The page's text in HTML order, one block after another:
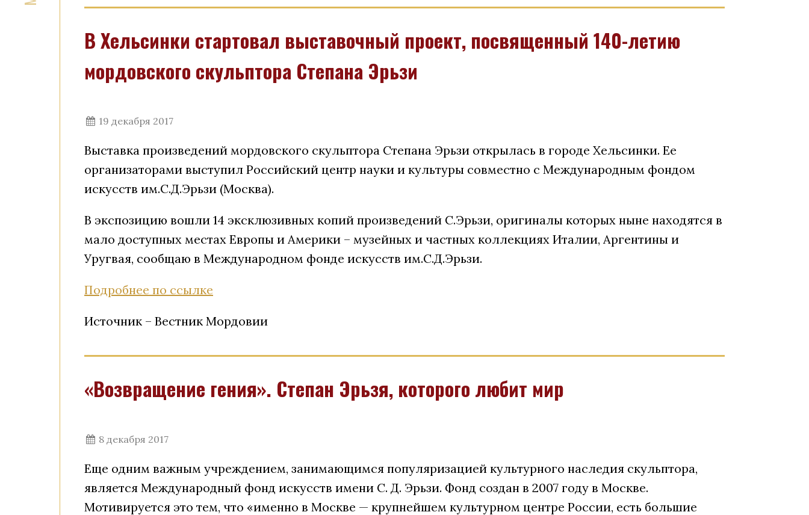
В Хельсинки стартовал выставочный проект, посвященный 140-летию
мордовского скульптора Степана Эрьзи
19 декабря 2017
Выставка произведений мордовского скульптора Степана Эрьзи открылась в городе Хельсинки. Ее
организаторами выступил Российский центр науки и культуры совместно с Международным фондом
искусств им.С.Д.Эрьзи (Москва).
В экспозицию вошли 14 эксклюзивных копий произведений С.Эрьзи, оригиналы которых ныне находятся в
мало доступных местах Европы и Америки – музейных и частных коллекциях Италии, Аргентины и
Уругвая, сообщаю в Международном фонде искусств им.С.Д.Эрьзи.
Подробнее по ссылке
Источник – Вестник Мордовии
«Возвращение гения». Степан Эрьзя, которого любит мир
8 декабря 2017
Еще одним важным учреждением, занимающимся популяризацией культурного наследия скульптора,
является Международный фонд искусств имени С. Д. Эрьзи. Фонд создан в 2007 году в Москве.
Мотивируется это тем, что «именно в Москве — крупнейшем культурном центре России, есть большие